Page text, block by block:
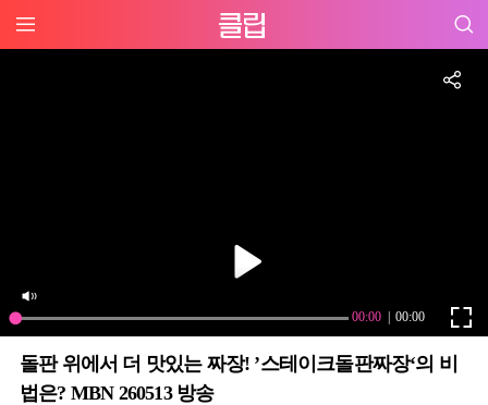
돌판 위에서 더 맛있는 짜장! ’스테이크돌판짜장‘의 비
법은? MBN 260513 방송